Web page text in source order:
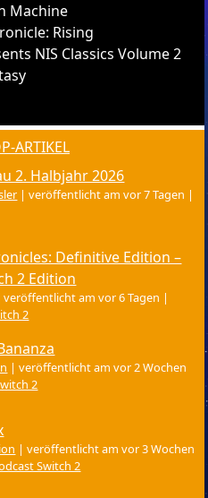
Machine
Rising
NIS Classics Volume 2
ARTIKEL
2. Halbjahr 2026
|veröffentlicht am vor 7 Tagen |
Definitive Edition –
2 Edition
veröffentlicht am vor 6 Tagen |
2
|veröffentlicht am vor 2 Wochen
2
|veröffentlicht am vor 3 Wochen
Switch 2